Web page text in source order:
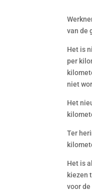
van de
Het is
per
niet
Het
Ter
Het is
kiezen
voor